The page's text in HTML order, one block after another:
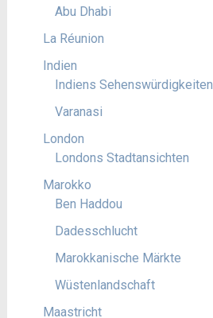
Abu Dhabi
La Réunion
Indien
Indiens Sehenswürdigkeiten
Varanasi
London
Londons Stadtansichten
Marokko
Ben Haddou
Dadesschlucht
Marokkanische Märkte
Wüstenlandschaft
Maastricht